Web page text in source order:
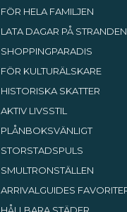
FÖR HELA FAMILJEN
LATA DAGAR PÅ STRANDEN
SHOPPINGPARADIS
FÖR KULTURÄLSKARE
HISTORISKA SKATTER
AKTIV LIVSSTIL
PLÅNBOKSVÄNLIGT
STORSTADSPULS
SMULTRONSTÄLLEN
ARRIVALGUIDES